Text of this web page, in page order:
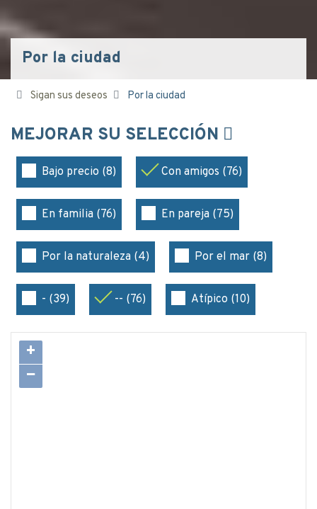
Por la ciudad
Sigan sus deseos Por la ciudad
MEJORAR SU SELECCIÓN
Bajo precio (8) Con amigos (76)
En familia (76) En pareja (75)
Por la naturaleza (4) Por el mar (8)
- (39) -- (76) Atípico (10)
+
−